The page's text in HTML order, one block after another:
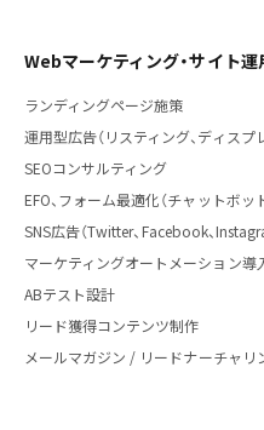
Webマーケティング・サイト運
ランディングページ施策
運用型広告（リスティング、ディスプ
SEOコンサルティング
EFO、フォーム最適化（チャットボッ
SNS広告（Twitter、Facebook、
マーケティングオートメーション導
ABテスト設計
リード獲得コンテンツ制作
メールマガジン / リードナーチャリ